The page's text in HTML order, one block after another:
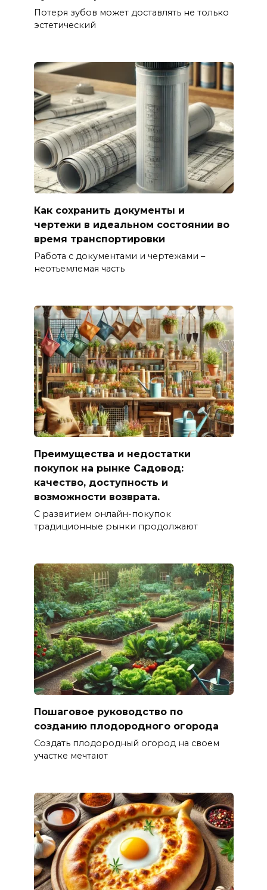
Потеря зубов может доставлять не только
эстетический
Как сохранить документы и
чертежи в идеальном состоянии во
время транспортировки
Работа с документами и чертежами –
неотъемлемая часть
Преимущества и недостатки
покупок на рынке Садовод:
качество, доступность и
возможности возврата.
С развитием онлайн-покупок
традиционные рынки продолжают
Пошаговое руководство по
созданию плодородного огорода
Создать плодородный огород на своем
участке мечтают